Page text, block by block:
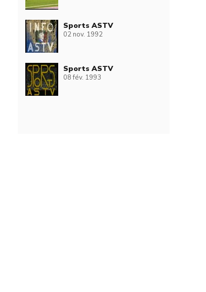
Sports ASTV
02 nov. 1992
Sports ASTV
08 fév. 1993